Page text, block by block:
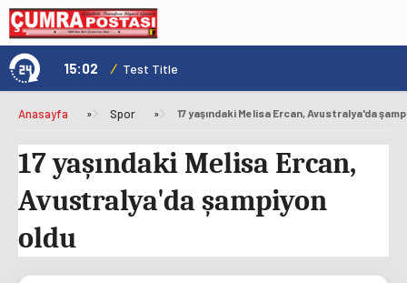
15:02 / Test Title
Anasayfa » Spor » 17 yaşındaki Melisa Ercan, Avustralya'da
17 yaşındaki Melisa Ercan,
Avustralya'da şampiyon
oldu